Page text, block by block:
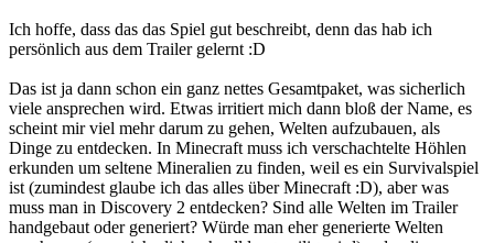
Ich hoffe, dass das das Spiel gut beschreibt, denn das hab ich
persönlich aus dem Trailer gelernt :D
Das ist ja dann schon ein ganz nettes Gesamtpaket, was sicherlich
viele ansprechen wird. Etwas irritiert mich dann bloß der Name, es
scheint mir viel mehr darum zu gehen, Welten aufzubauen, als
Dinge zu entdecken. In Minecraft muss ich verschachtelte Höhlen
erkunden um seltene Mineralien zu finden, weil es ein Survivalspiel
ist (zumindest glaube ich das alles über Minecraft :D), aber was
muss man in Discovery 2 entdecken? Sind alle Welten im Trailer
handgebaut oder generiert? Würde man eher generierte Welten